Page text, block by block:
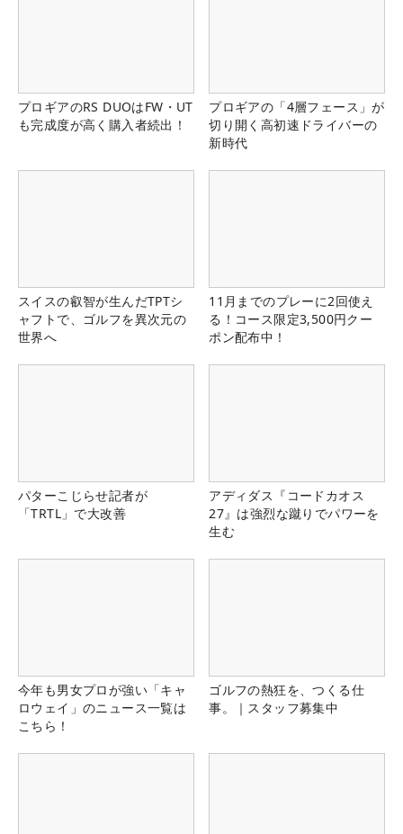
プロギアのRS DUOはFW・UT
も完成度が高く購入者続出！
プロギアの「4層フェース」が
切り開く高初速ドライバーの
新時代
スイスの叡智が生んだTPTシ
ャフトで、ゴルフを異次元の
世界へ
11月までのプレーに2回使え
る！コース限定3,500円クー
ポン配布中！
パターこじらせ記者が
「TRTL」で大改善
アディダス『コードカオス
27』は強烈な蹴りでパワーを
生む
今年も男女プロが強い「キャ
ロウェイ」のニュース一覧は
こちら！
ゴルフの熱狂を、つくる仕
事。｜スタッフ募集中